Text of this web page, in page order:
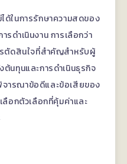
ด้ในการรักษาความสดของ
ดำเนินงาน การเลือกว่า
รตัดสินใจที่สำคัญสำหรับผู้
นทุนและการดำเนินธุรกิจ
จารณาข้อดีและข้อเสียของ
อกตัวเลือกที่คุ้มค่าและ